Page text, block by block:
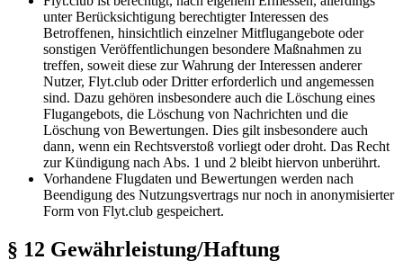
unter Berücksichtigung berechtigter Interessen des
Betroffenen, hinsichtlich einzelner Mitflugangebote oder
sonstigen Veröffentlichungen besondere Maßnahmen zu
treffen, soweit diese zur Wahrung der Interessen anderer
Nutzer, Flyt.club oder Dritter erforderlich und angemessen
sind. Dazu gehören insbesondere auch die Löschung eines
Flugangebots, die Löschung von Nachrichten und die
Löschung von Bewertungen. Dies gilt insbesondere auch
dann, wenn ein Rechtsverstoß vorliegt oder droht. Das Recht
zur Kündigung nach Abs. 1 und 2 bleibt hiervon unberührt.
Vorhandene Flugdaten und Bewertungen werden nach
Beendigung des Nutzungsvertrags nur noch in anonymisierter
Form von Flyt.club gespeichert.
§ 12 Gewährleistung/Haftung